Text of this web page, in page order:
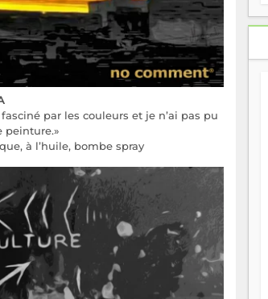
par les couleurs et je n’ai pas pu
peinture.»
à l’huile, bombe spray